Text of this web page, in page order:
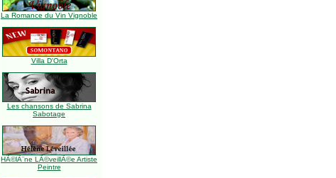
La Romance du Vin Vignoble
Villa D'Orta
Les chansons de Sabrina
Sabotage
HÃ©lÃ¨ne LÃ©veillÃ©e Artiste
Peintre